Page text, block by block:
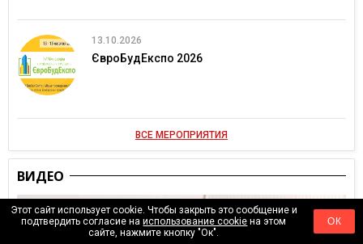
13.10.2026
ЄвроБудЕкспо 2026
ВСЕ МЕРОПРИЯТИЯ
ВИДЕО
Этот сайт использует cookie. Чтобы закрыть это сообщение и
подтвердить согласие наиспользование cookie на этом
сайте, нажмите кнопку "Ок".
ОК